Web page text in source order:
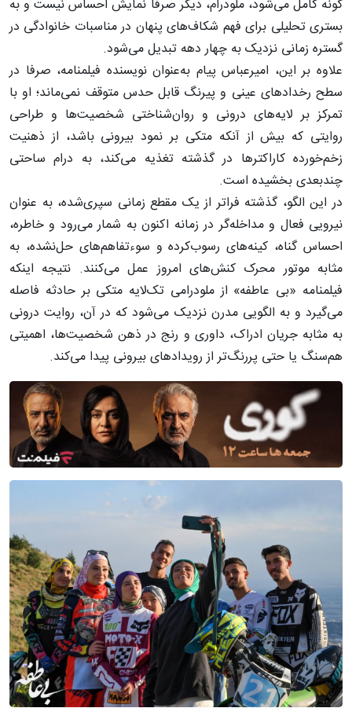
گونه کامل می‌شود، ملودرام، دیگر صرفا نمایش احساس نیست و به
بستری تحلیلی برای فهم شکاف‌های پنهان در مناسبات خانوادگی در
گستره زمانی نزدیک به چهار دهه تبدیل می‌شود.
علاوه بر این، امیرعباس پیام به‌عنوان نویسنده فیلمنامه، صرفا در
سطح رخدادهای عینی و پیرنگ قابل‌ حدس متوقف نمی‌ماند؛ او با
تمرکز بر لایه‌های درونی و روان‌شناختی شخصیت‌ها و طراحی
روایتی که بیش از آنکه متکی بر نمود بیرونی باشد، از ذهنیت
زخم‌خورده کاراکترها در گذشته تغذیه می‌کند، به درام ساحتی
چندبعدی بخشیده است.
در این الگو، گذشته فراتر از یک مقطع زمانی سپری‌شده، به عنوان
نیرویی فعال و مداخله‌گر در زمانه اکنون به شمار می‌رود و خاطره،
احساس گناه، کینه‌های رسوب‌کرده و سوءتفاهم‌های حل‌نشده، به
مثابه موتور محرک کنش‌های امروز عمل می‌کنند. نتیجه اینکه
فیلمنامه «بی‌ عاطفه» از ملودرامی تک‌لایه‌ متکی بر حادثه فاصله
می‌گیرد و به الگویی مدرن نزدیک می‌شود که در آن، روایت درونی
به مثابه جریان ادراک، داوری و رنج در ذهن شخصیت‌ها، اهمیتی
هم‌سنگ یا حتی پررنگ‌تر از رویدادهای بیرونی پیدا می‌کند.